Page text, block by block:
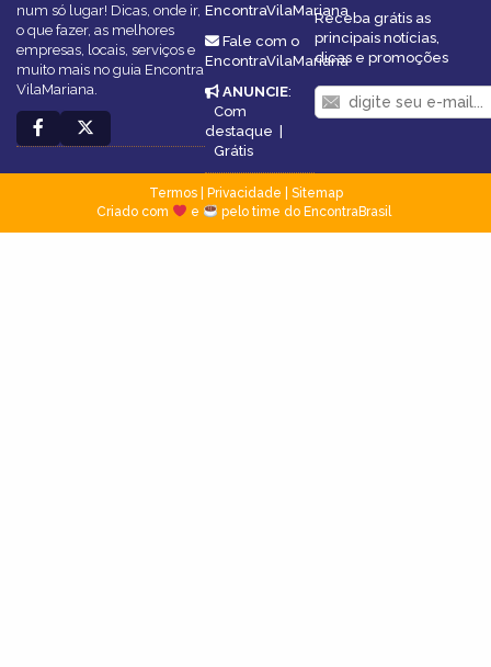
num só lugar! Dicas, onde ir,
o que fazer, as melhores
empresas, locais, serviços e
muito mais no guia Encontra
VilaMariana.
EncontraVilaMariana
Fale com o
EncontraVilaMariana
ANUNCIE:
Com
destaque |
Grátis
Receba grátis as
principais notícias,
dicas e promoções
Termos| Privacidade
Sitemap
Criado com
e pelo time do EncontraBrasil